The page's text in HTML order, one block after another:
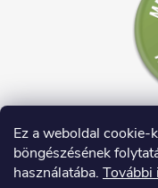
Ez a weboldal cookie-
böngészésének
használatába.